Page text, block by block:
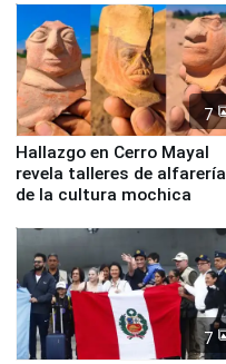
7
Hallazgo en Cerro Mayal
revela talleres de alfarería
de la cultura mochica
7